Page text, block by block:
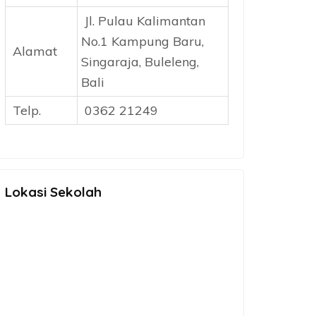
Alamat
Jl. Pulau Kalimantan
No.1 Kampung Baru,
Singaraja, Buleleng,
Bali
Telp.
0362 21249
Lokasi Sekolah